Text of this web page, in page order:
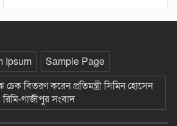
Magyar Online Casino bónuszok
Bästa betting utan svensk licens:
så hittar du högsta odds och bästa
bonusar 2026
Ipsum
Sample Page
বিতরণ করেন প্রতিমন্ত্রী সিমিন হোসেন
রিমি-গাজীপুর সংবাদ